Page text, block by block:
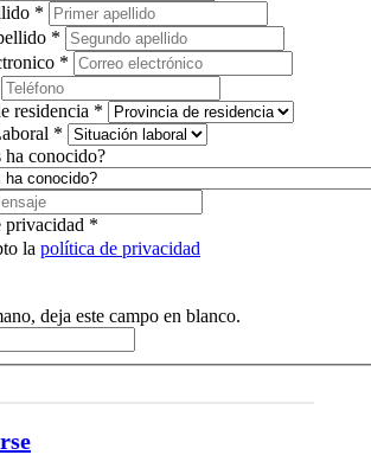
*
*
*
residencia *
*
ha conocido?
privacidad *
la política de privacidad
deja este campo en blanco.